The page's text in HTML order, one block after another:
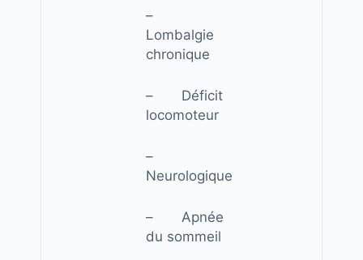
–
Lombalgie
chronique
– Déficit
locomoteur
–
Neurologique
– Apnée
du sommeil